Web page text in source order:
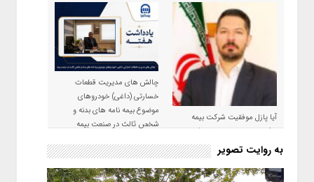
آیا پازل موفقیت شرکت بیمه
حکمت صبا در سال ۱۴۰۵ کامل می
شود؟!
چالش های مدیریت قطعات
خسارتی (داغی) خودروهای
موضوع بیمه نامه های بدنه و
شخص ثالث در صنعت بیمه
به روایت تصویر